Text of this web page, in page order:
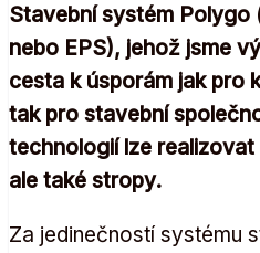
Stavební systém Polygo
nebo EPS), jehož jsme
cesta k úsporám jak pro
tak pro stavební
technologií lze
ale také stropy.
Za jedinečností systému